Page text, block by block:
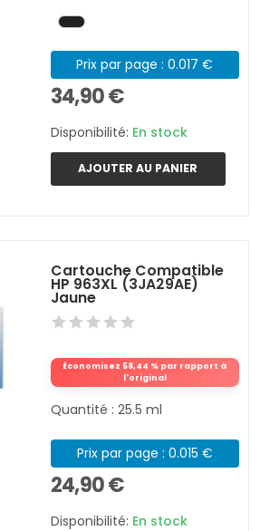
Prix par page : 0.017 €
34,90 €
Disponibilité: En stock
AJOUTER AU PANIER
Cartouche Compatible
HP 963XL (3JA29AE)
Jaune
Économisez 58,44 % par rapport à
l'original
Quantité : 25.5 ml
Prix par page : 0.015 €
24,90 €
Disponibilité: En stock